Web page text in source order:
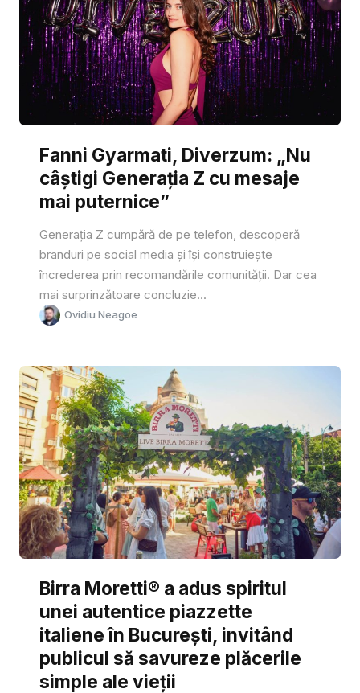
Fanni Gyarmati, Diverzum: „Nu
câștigi Generația Z cu mesaje
mai puternice”
Generația Z cumpără de pe telefon, descoperă
branduri pe social media și își construiește
încrederea prin recomandările comunității. Dar cea
mai surprinzătoare concluzie...
Ovidiu Neagoe
Birra Moretti® a adus spiritul
unei autentice piazzette
italiene în București, invitând
publicul să savureze plăcerile
simple ale vieții